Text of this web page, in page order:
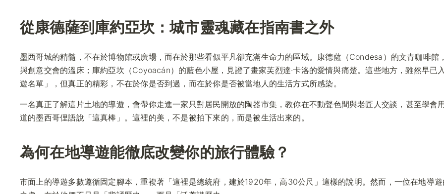
從康德薩到庫約亞坎：城市靈魂藏在指南書之外
墨西哥城的精髓，不在於博物館或廣場，而在於那些看似平凡卻充滿生命力的區域。康德薩（Condesa）的文青咖啡館
與創意交會的溫床；庫約亞坎（Coyoacán）的藍色小屋，見證了畫家芙烈達·卡洛的愛情與痛楚。這些地方，雖然早已
遊名單」，但真正的精彩，不在於你是否到過，而在於你是否被當地人的生活方式所感染。
一名真正了解這片土地的導遊，會帶你走進一家只對居民開放的陶器市集，教你在不動聲色間與老匠人交談，甚至學會
道的墨西哥俚語說「這真棒」。這裡的美，不是被拍下來的，而是被生活出來的。
為何在地導遊能徹底改變你的旅行體驗？
市面上的導遊多數遵循固定腳本，重複著「這裡是總統府，建於1920年，高30公尺」這樣的說明。然而，一位在地導